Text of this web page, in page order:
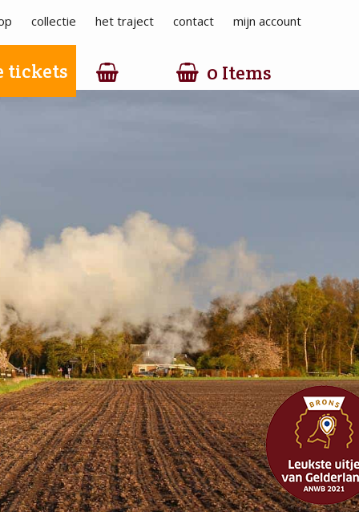
collectie het traject contact mijn account
tickets 0 Items